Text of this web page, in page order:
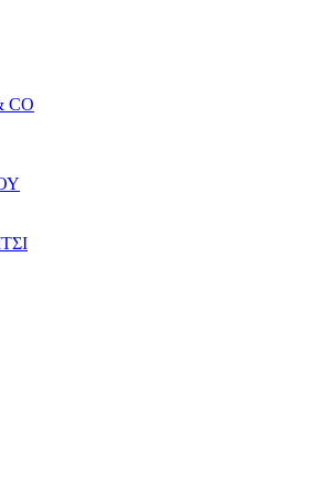
CO